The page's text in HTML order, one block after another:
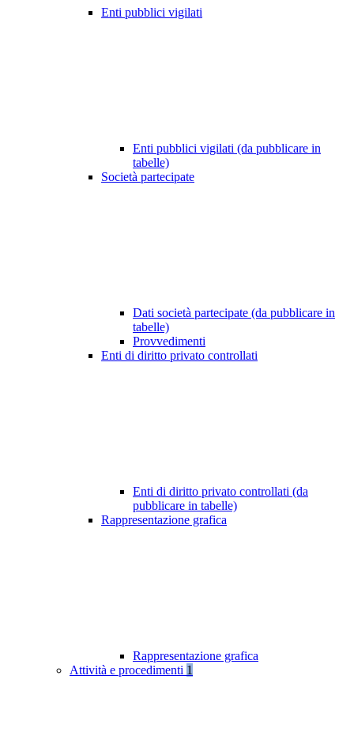
Enti pubblici vigilati
Enti pubblici vigilati (da pubblicare in
tabelle)
Società partecipate
Dati società partecipate (da pubblicare in
tabelle)
Provvedimenti
Enti di diritto privato controllati
Enti di diritto privato controllati (da
pubblicare in tabelle)
Rappresentazione grafica
Rappresentazione grafica
Attività e procedimenti 1